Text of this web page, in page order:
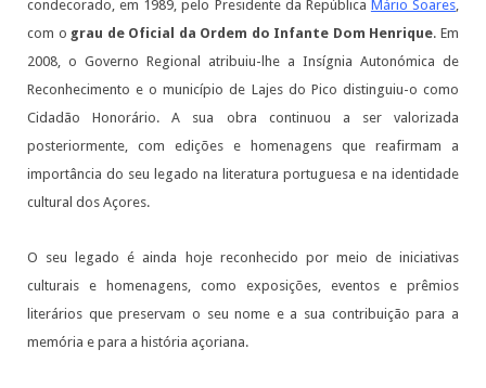
condecorado, em 1989, pelo Presidente da República Mário Soares
com o grau de Oficial da Ordem do Infante Dom Henrique. Em
2008, o Governo Regional atribuiu-lhe a Insígnia Autonómica de
Reconhecimento e o município de Lajes do Pico distinguiu-o como
Cidadão Honorário. A sua obra continuou a ser valorizada
posteriormente, com edições e homenagens que reafirmam a
importância do seu legado na literatura portuguesa e na identidade
cultural dos Açores.
O seu legado é ainda hoje reconhecido por meio de iniciativas
culturais e homenagens, como exposições, eventos e prêmios
literários que preservam o seu nome e a sua contribuição para a
memória e para a história açoriana.